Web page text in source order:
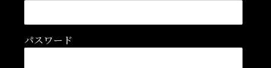
パスワード